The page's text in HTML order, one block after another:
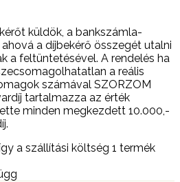
küldök, a bankszámla-
a díjbekérő összegét utalni
a feltüntetésével. A rendelés ha
a reális
számával SZORZOM
tartalmazza az érték
minden megkezdett 10.000,-
a szállítási költség 1 termék